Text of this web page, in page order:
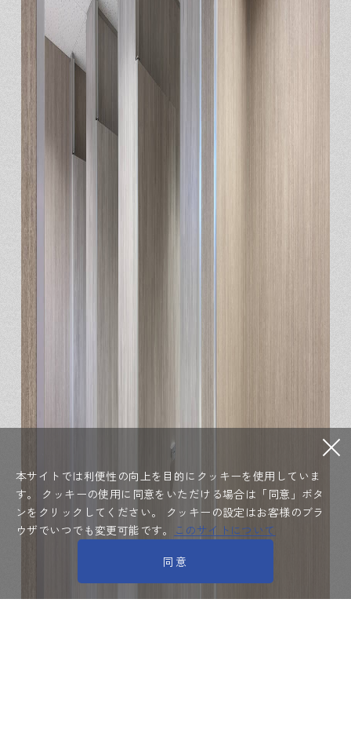
本サイトでは利便性の向上を目的にクッキーを使用していま
す。
クッキーの使用に同意をいただける場合は「同意」ボタ
ンをクリックしてください。
クッキーの設定はお客様のブラ
ウザでいつでも変更可能です。
このサイトについて
同意